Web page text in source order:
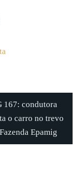
167: condutora
o carro no trevo
Epamig